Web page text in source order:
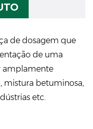
de dosagem que
de uma
amplamente
mistura betuminosa,
etc.